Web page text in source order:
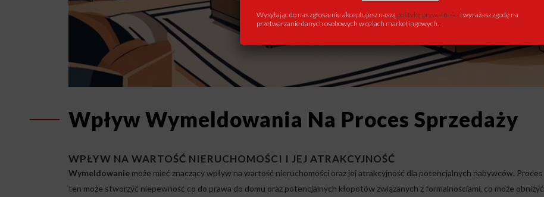
Wpływ Wymeldowania Na Proces Sprzedaży
WPŁYW NA WARTOŚĆ NIERUCHOMOŚCI I JEJ ATRAKCYJNOŚĆ
Wymeldowaniemoże mieć znaczący wpływ na wartość nieruchomości oraz jej atrakcyjność dla potencjalnych nabywców. Proces
ten może stworzyć niepewność co do prawa do domu oraz potencjalnych kłopotów związanych z formalnościami, co może obniżyć
Wysyłając do nas zgłoszenie akceptujesz naszą politykę prywatności i wyrażasz zgodę na
przetwarzanie danych osobowych w celach marketingowych.